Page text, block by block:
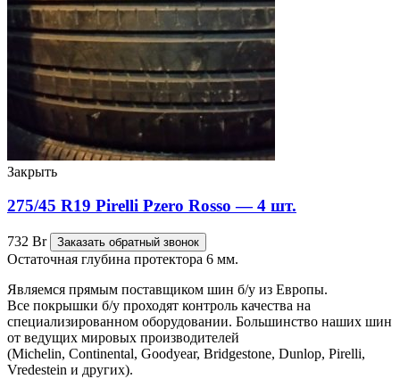
Закрыть
275/45 R19 Pirelli Pzero Rosso — 4 шт.
732 Br Заказать обратный звонок
Остаточная глубина протектора 6 мм.
Являемся прямым поставщиком шин б/у из Европы.
Все покрышки б/у проходят контроль качества на
специализированном оборудовании. Большинство наших шин
от ведущих мировых производителей
(Michelin, Continental, Goodyear, Bridgestone, Dunlop, Pirelli,
Vredestein и других).